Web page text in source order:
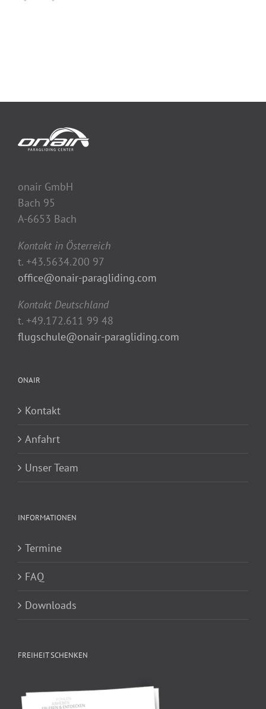
onair GmbH
Bach 95
A-6653 Bach
Kontakt in Österreich
t. +43.5634.200 97
office@onair-paragliding.com
Kontakt Deutschland
t. +49.172.611 99 48
flugschule@onair-paragliding.com
ONAIR
Kontakt
Anfahrt
Unser Team
INFORMATIONEN
Termine
FAQ
Downloads
FREIHEIT SCHENKEN